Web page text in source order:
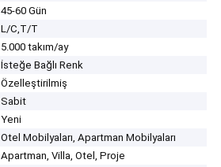
45-60 Gün
L/C,T/T
5.000 takım/ay
İsteğe Bağlı Renk
Özelleştirilmiş
Sabit
Yeni
Otel Mobilyaları, Apartman Mobilyaları
Apartman, Villa, Otel, Proje